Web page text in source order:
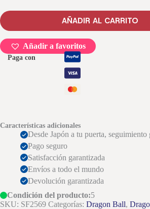
AÑADIR AL CARRITO
Añadir a favoritos
Paga con
Características adicionales
Desde Japón a tu puerta, seguimiento
Pago seguro
Satisfacción garantizada
Envíos a todo el mundo
Devolución garantizada
Condición del producto:5
SKU: SF2569 Categorías: Dragon Ball,